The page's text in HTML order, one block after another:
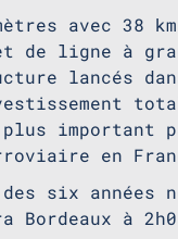
avec 38
de ligne à
lancés
important
en
six années
Bordeaux à